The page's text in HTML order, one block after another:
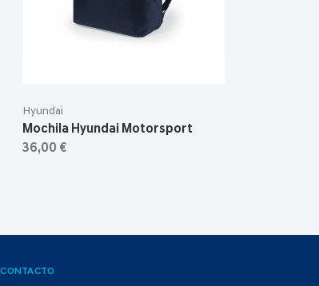
Hyundai
Mochila Hyundai Motorsport
36,00 €